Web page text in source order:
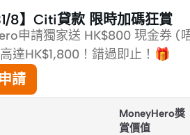
8】Citi貸款 限時加碼狂賞
申請獨家送 HK$800 現金券 (
達HK$1,800！錯過即止！🎁
請
金額（HK$100,000–2,000,000
MoneyHero獎
賞價值